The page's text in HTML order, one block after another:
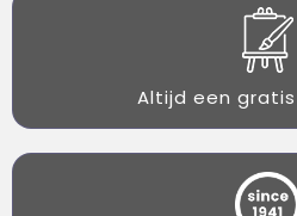
Altijd een